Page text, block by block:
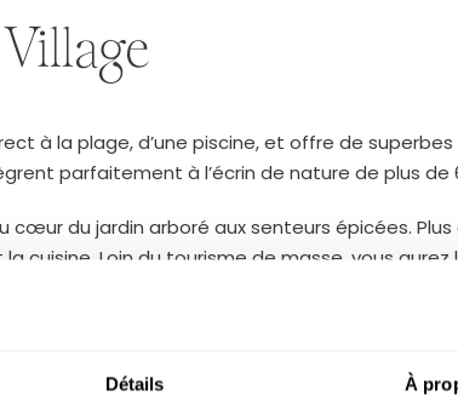
Détails À
à la plage, d’une piscine, et offre de
parfaitement à l’écrin de nature de plus de
du jardin arboré aux senteurs épicées.
Loin du tourisme de masse, vous aurez
couplées des traitements ayurvédiques de